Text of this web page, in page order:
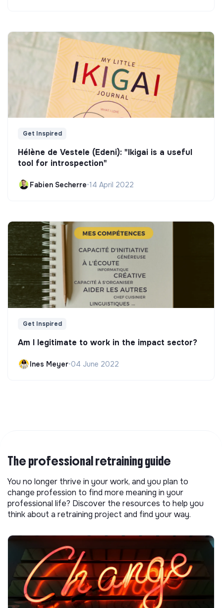
Get Inspired
Hélène de Vestele (Edeni): "Ikigai is a useful
tool for introspection"
Fabien Secherre•14 April 2022
Get Inspired
Am I legitimate to work in the impact sector?
Ines Meyer•04 June 2022
The professional retraining guide
You no longer thrive in your work, and you plan to
change profession to find more meaning in your
professional life? Discover the resources to help you
think about a retraining project and find your way.